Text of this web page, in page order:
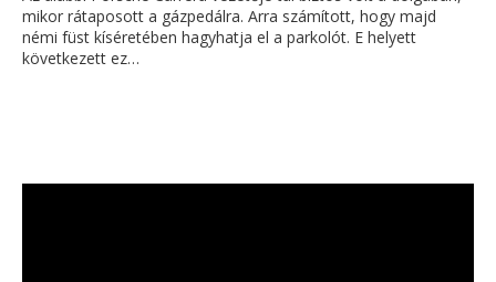
mikor rátaposott a gázpedálra. Arra számított, hogy majd
némi füst kíséretében hagyhatja el a parkolót. E helyett
következett ez…